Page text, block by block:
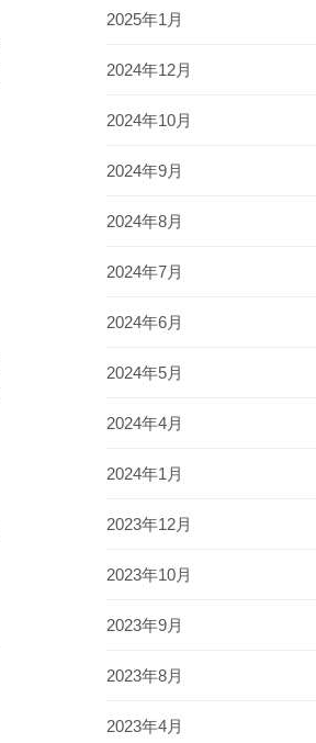
2025年1月
2024年12月
2024年10月
2024年9月
2024年8月
2024年7月
2024年6月
2024年5月
2024年4月
2024年1月
2023年12月
2023年10月
2023年9月
2023年8月
2023年4月